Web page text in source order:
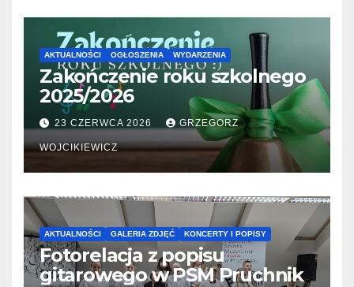
AKTUALNOŚCI OGŁOSZENIA WYDARZENIA
Zakończenie roku szkolnego
2025/2026
23 CZERWCA 2026 GRZEGORZ
WOJCIKIEWICZ
AKTUALNOŚCI GALERIA ZDJĘĆ KONCERTY I POPISY
Fotorelacja z popisu
gitarowego w PSM Pruchnik